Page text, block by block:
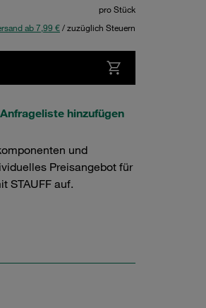
pro Stück
ab 7,99 €/ zuzüglich Steuern
hinzufügen
und
Preisangebot für
STAUFF auf.